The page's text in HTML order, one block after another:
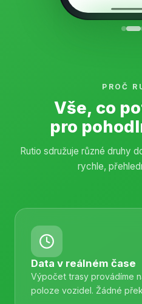
PROČ
Vše, co
pro
Rutio sdružuje různé druhy
rychle,
Data v reálném čase
Výpočet trasy provádíme
poloze vozidel. Žádné